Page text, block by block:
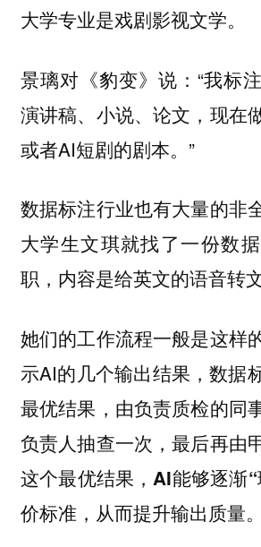
大学专业是戏剧影视文学。
景璃对《豹变》说：“我标
演讲稿、小说、论文，现在
或者AI短剧的剧本。”
数据标注行业也有大量的非
大学生文琪就找了一份数
职，内容是给英文的语音转
她们的工作流程一般是这样
示AI的几个输出结果，数据
最优结果，由负责质检的同
负责人抽查一次，最后再由
这个最优结果， AI能够逐渐
价标准，从而提升输出质量。